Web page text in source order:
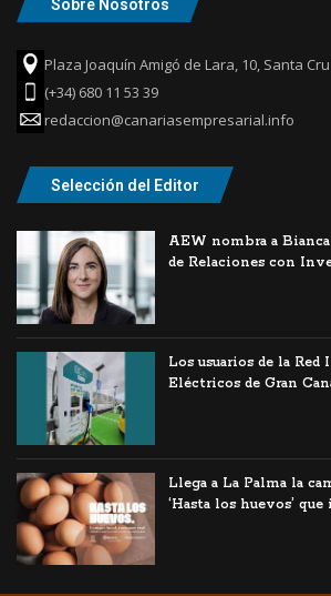
Sobre Nosotros
Plaza Joaquín Amigó de Lara, 10, Santa
(+34) 680 11 53 39
redaccion@canariasempresarial.info
Selección del Editor
AEW nombra a
de Relaciones con
Los usuarios de la
Eléctricos de Gran
Llega a La Palma la
‘Hasta los huevos’